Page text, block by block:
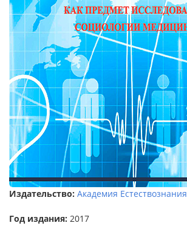
Издательство: Академия Естествознания
Год издания: 2017